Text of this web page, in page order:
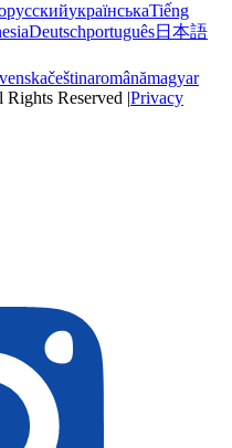
русскийукраїнськаTiếng
Deutschportuguês日本語
češtinaromânămagyar
Reserved |Privacy